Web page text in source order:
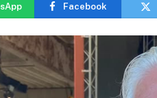
Facebook